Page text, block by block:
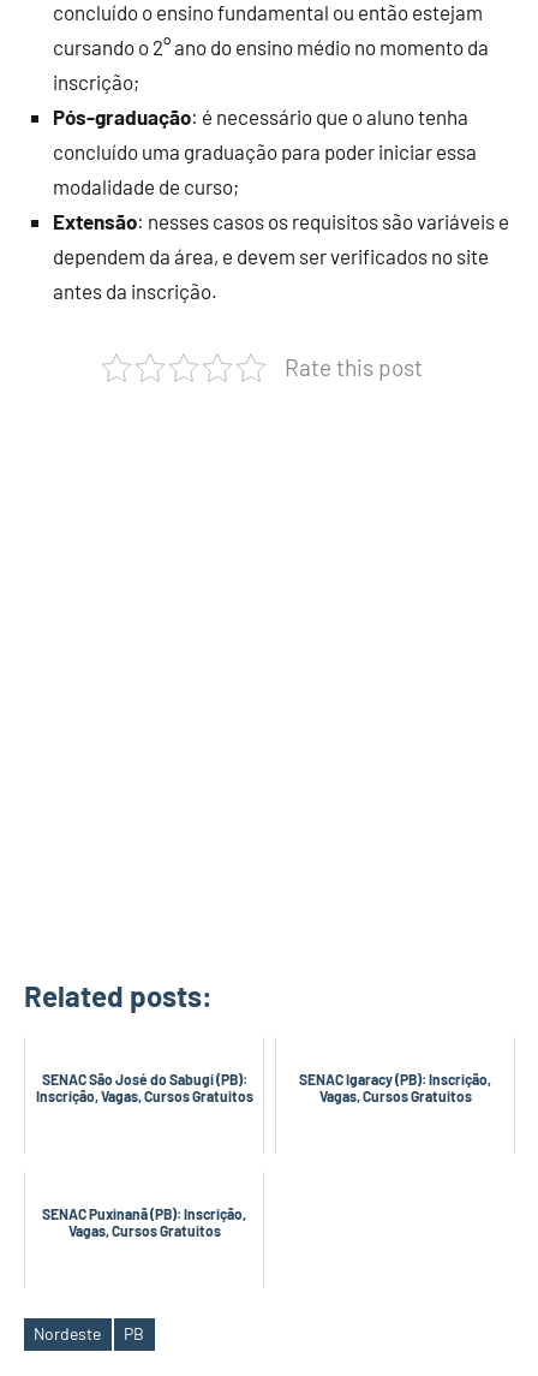
concluído o ensino fundamental ou então estejam
cursando o 2° ano do ensino médio no momento da
inscrição;
Pós-graduação: é necessário que o aluno tenha
concluído uma graduação para poder iniciar essa
modalidade de curso;
Extensão: nesses casos os requisitos são variáveis e
dependem da área, e devem ser verificados no site
antes da inscrição.
Rate this post
Related posts:
SENAC São José do Sabugi (PB):
Inscrição, Vagas, Cursos Gratuitos
SENAC Igaracy (PB): Inscrição,
Vagas, Cursos Gratuitos
SENAC Puxinanã (PB): Inscrição,
Vagas, Cursos Gratuitos
Tags
Nordeste PB